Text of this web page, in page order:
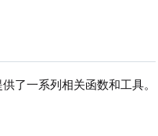
了一系列相关函数和工具。